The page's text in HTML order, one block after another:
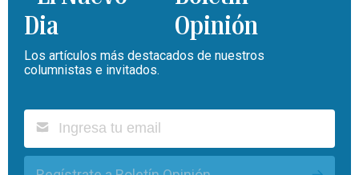
Opinión
Los artículos más destacados de nuestros
columnistas e invitados.